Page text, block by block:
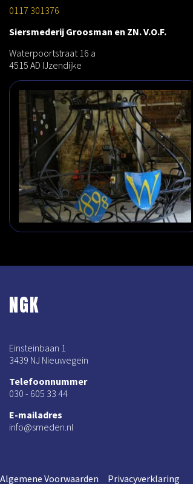
0117 301376
Siersmederij Groosman en ZN. V.O.F.
Waterpoortstraat 16 a
4515 AD IJzendijke
NGK
Einsteinbaan 1
3439 NJ Nieuwegein
Telefoonnummer
030 - 605 33 44
E-mailadres
info@smeden.nl
Algemene Voorwaarden Privacyverklaring